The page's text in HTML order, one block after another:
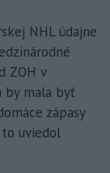
NHL údajne
ZOH v
by mala byť
zápasy
to uviedol